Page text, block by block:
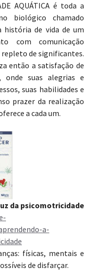
AQUÁTICA é toda a
biológico chamado
história de vida de um
com comunicação
repleto de significantes.
então a satisfação de
suas alegrias e
suas habilidades e
prazer da realização
a cada um.
da psicomotricidade
a-
físicas, mentais e
de disfarçar.